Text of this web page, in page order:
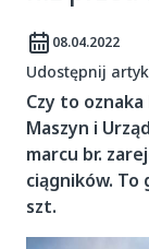
08.04.2022
Udostępnij
Czy to
Maszyn i
marcu br.
ciągników. To
szt.